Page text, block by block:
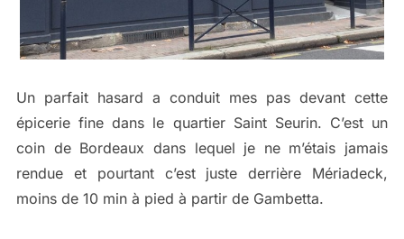
Un parfait hasard a conduit mes pas devant cette
épicerie fine dans le quartier Saint Seurin. C’est un
coin de Bordeaux dans lequel je ne m’étais jamais
rendue et pourtant c’est juste derrière Mériadeck,
moins de 10 min à pied à partir de Gambetta.